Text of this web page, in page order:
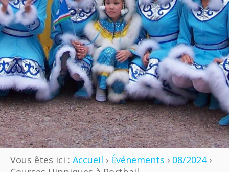
Vous êtes ici : Accueil › Événements › 08/2024›